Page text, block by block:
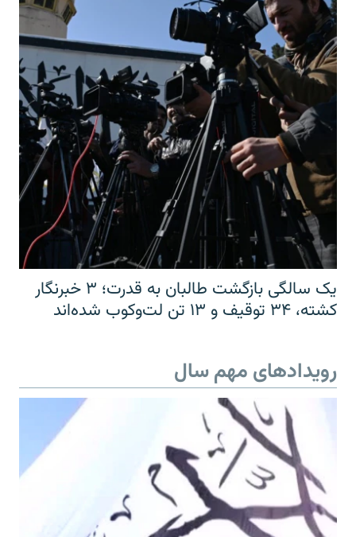
یک سالگی بازگشت طالبان به قدرت؛ ۳ خبرنگار
کشته، ۳۴ توقیف و ۱۳ تن لت‌وکوب شده‌اند
رویدادهای مهم سال